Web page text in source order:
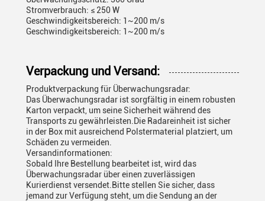
Stromverbrauch: ≤ 250 W
Geschwindigkeitsbereich: 1~200 m/s
Geschwindigkeitsbereich: 1~200 m/s
Verpackung und Versand:
Produktverpackung für Überwachungsradar:
Das Überwachungsradar ist sorgfältig in einem robusten
Karton verpackt, um seine Sicherheit während des
Transports zu gewährleisten.Die Radareinheit ist sicher
in der Box mit ausreichend Polstermaterial platziert, um
Schäden zu vermeiden.
Versandinformationen:
Sobald Ihre Bestellung bearbeitet ist, wird das
Überwachungsradar über einen zuverlässigen
Kurierdienst versendet.Bitte stellen Sie sicher, dass
jemand zur Verfügung steht, um die Sendung an der